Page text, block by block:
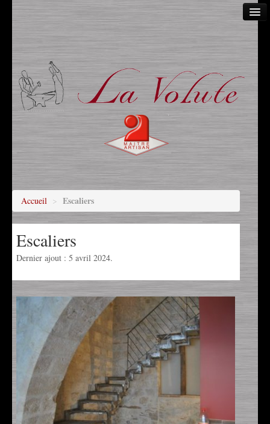
A propos
Article de presse
Autre
Garde corps & main courante
Grilles
Marquise
Menuiserie & verandas
Mobilier
Tonnelles
Accueil > Escaliers
Escaliers
Dernier ajout : 5 avril 2024.